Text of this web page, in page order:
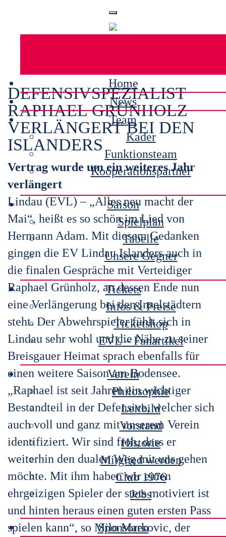
Home
News
Team
Kader
Funktionsteam
Kooperationspartner
Saison
Spielplan
Tabelle
Unsere Gegner
Tickets
Infos & Preise
Ticketshop
EVL – Fanartikel
Verein
Philosophie
Leitbild
Vorstand
Historie
Mitglied werden
Club 1976
Jobs
Sponsoren
DEFENSIVSPEZIALIST
RAPHAEL GRÜNHOLZ
VERLÄNGERT BEI DEN
ISLANDERS
Vertrag wurde um ein weiteres Jahr
verlängert
Lindau (EVL) – „Alles neu macht der
Mai“, heißt es so schön im Lied von
Hermann Adam. Mit diesemGedanken
gingen die EV Lindau Islanders auch in
die finalen Gespräche mit Verteidiger
Raphael Grünholz, andessen Ende nun
eine Verlängerung bei den Inselstädtern
steht. Der Abwehrspieler fühlt sich in
Lindau sehr wohl und die Nähe zu seiner
Breisgauer Heimat sprach ebenfalls für
einen weitere Saison am Bodensee.
„Raphael ist seit Jahren ein wichtiger
Bestandteil in der Defensive, welcher sich
auch voll und ganz mitunserem Verein
identifiziert. Wir sind froh, dass er
weiterhin den dualen Weg mit uns gehen
möchte. Mit ihm haben wir einen
ehrgeizigen Spieler der stets motiviert ist
und hinten heraus einen guten ersten Pass
spielen kann“, so Milo Markovic, der